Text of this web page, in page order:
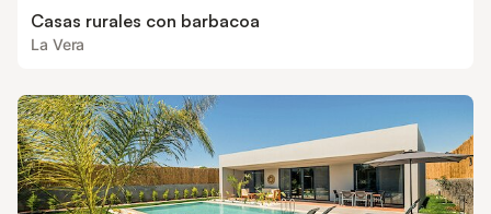
Casas rurales con barbacoa
La Vera